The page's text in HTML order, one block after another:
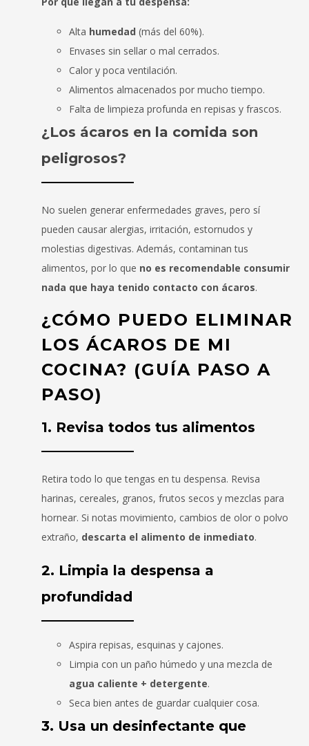
Alta humedad (más del 60%).
Envases sin sellar o mal cerrados.
Calor y poca ventilación.
Alimentos almacenados por mucho tiempo.
Falta de limpieza profunda en repisas y frascos.
¿Los ácaros en la comida son
peligrosos?
No suelen generar enfermedades graves, pero sí
pueden causar alergias, irritación, estornudos y
molestias digestivas. Además, contaminan tus
alimentos, por lo que no es recomendable consumir
nada que haya tenido contacto con ácaros.
¿CÓMO PUEDO ELIMINAR
LOS ÁCAROS DE MI
COCINA? (GUÍA PASO A
PASO)
1. Revisa todos tus alimentos
Retira todo lo que tengas en tu despensa. Revisa
harinas, cereales, granos, frutos secos y mezclas para
hornear. Si notas movimiento, cambios de olor o polvo
extraño, descarta el alimento de inmediato.
2. Limpia la despensa a
profundidad
Aspira repisas, esquinas y cajones.
Limpia con un paño húmedo y una mezcla de
agua caliente + detergente.
Seca bien antes de guardar cualquier cosa.
3. Usa un desinfectante que